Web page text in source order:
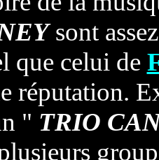
sont
que celui de
réputation.
" TRIO